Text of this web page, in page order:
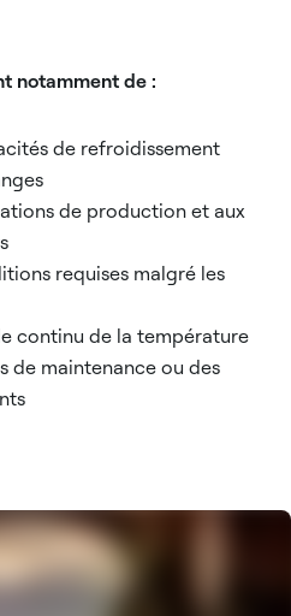
notamment de :
de refroidissement
de production et aux
requises malgré les
continu de la température
de maintenance ou des